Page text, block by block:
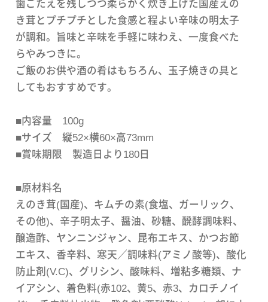
歯ごたえを残しつつ柔らかく炊き上げた国産えの
き茸とプチプチとした食感と程よい辛味の明太子
が調和。旨味と辛味を手軽に味わえ、一度食べた
らやみつきに。
ご飯のお供や酒の肴はもちろん、玉子焼きの具と
してもおすすめです。
■内容量 100g
■サイズ 縦52×横60×高73mm
■賞味期限 製造日より180日
■原材料名
えのき茸(国産)、キムチの素(食塩、ガーリック、
その他)、辛子明太子、醤油、砂糖、醗酵調味料、
醸造酢、ヤンニンジャン、昆布エキス、かつお節
エキス、香辛料、寒天／調味料(アミノ酸等)、酸化
防止剤(V.C)、グリシン、酸味料、増粘多糖類、ナ
イアシン、着色料(赤102、黄5、赤3、カロチノイ